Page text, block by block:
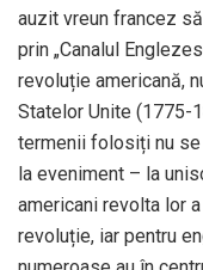
auzit vreun francez
prin „Canalul
revoluție americană,
Statelor Unite (1775-
termenii folosiți nu
la eveniment – la
americani revolta lor
revoluție, iar pentru